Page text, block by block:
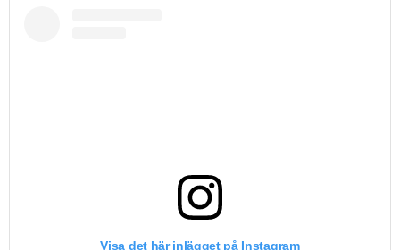
Visa det här inlägget på Instagram